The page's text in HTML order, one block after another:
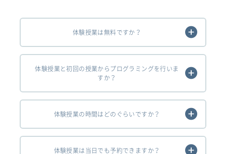
体験授業は無料ですか？
体験授業と初回の授業からプログラミングを行いま
すか？
体験授業の時間はどのぐらいですか？
体験授業は当日でも予約できますか？